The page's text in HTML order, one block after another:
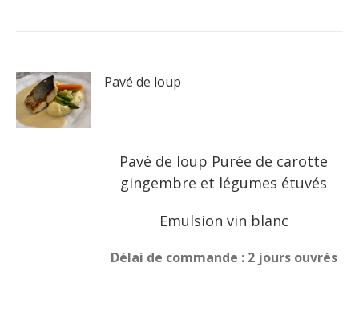
Pavé de loup
Pavé de loup Purée de carotte
gingembre et légumes étuvés
Emulsion vin blanc
Délai de commande : 2 jours ouvrés